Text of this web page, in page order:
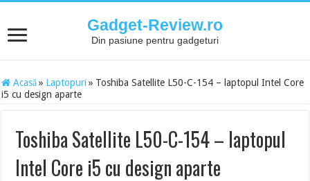
Gadget-Review.ro
Din pasiune pentru gadgeturi
Acasă » Laptopuri » Toshiba Satellite L50-C-154 – laptopul Intel Core
i5 cu design aparte
Toshiba Satellite L50-C-154 – laptopul
Intel Core i5 cu design aparte